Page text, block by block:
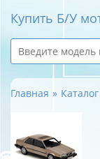
Купить Б/У
Главная Каталог